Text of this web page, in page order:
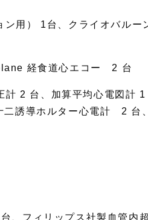
ン用） 1台、クライオバルー
経食道心エコー 2 台
2 台、加算平均心電図計 1
二誘導ホルター心電計 2
、フィリップス社製血管内